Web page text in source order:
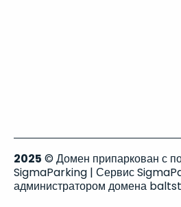
2025 © Домен припаркован с
SigmaParking | Сервис
администратором домена